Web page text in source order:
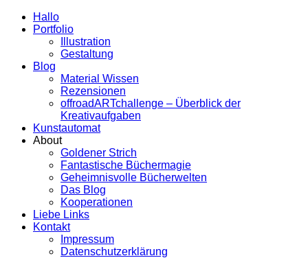
Hallo
Portfolio
Illustration
Gestaltung
Blog
Material Wissen
Rezensionen
offroadARTchallenge – Überblick der
Kreativaufgaben
Kunstautomat
About
Goldener Strich
Fantastische Büchermagie
Geheimnisvolle Bücherwelten
Das Blog
Kooperationen
Liebe Links
Kontakt
Impressum
Datenschutzerklärung